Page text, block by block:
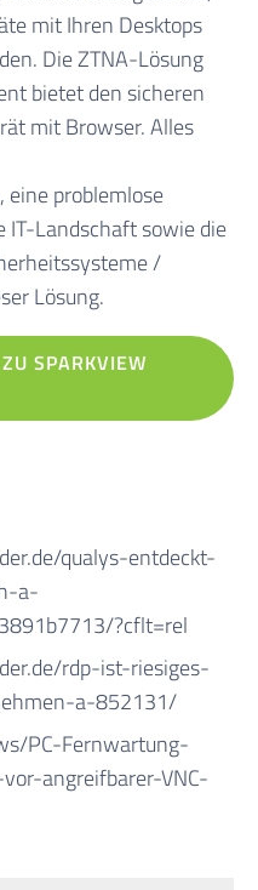
mit Ihren Desktops
Die ZTNA-Lösung
bietet den sicheren
mit Browser. Alles
problemlose
IT-Landschaft sowie die
/
Lösung.
SPARKVIEW
qualys-entdeckt-
a-
?cflt=rel
rdp-ist-riesiges-
a-852131/
PC-Fernwartung-
angreifbarer-VNC-